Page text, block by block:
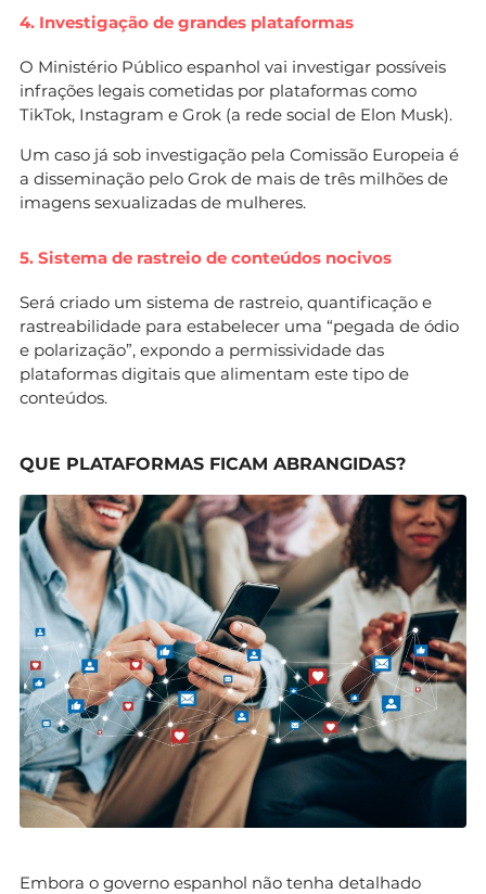
empresas arriscam multas pesadas,
responsabilidade criminal, segundo o plano
espanhol.
4. Investigação de grandes plataformas
O Ministério Público espanhol vai investigar possíveis
infrações legais cometidas por plataformas como
TikTok, Instagram e Grok (a rede social de Elon Musk).
Um caso já sob investigação pela Comissão Europeia é
a disseminação pelo Grok de mais de três milhões de
imagens sexualizadas de mulheres.
5. Sistema de rastreio de conteúdos nocivos
Será criado um sistema de rastreio, quantificação e
rastreabilidade para estabelecer uma “pegada de ódio
e polarização”, expondo a permissividade das
plataformas digitais que alimentam este tipo de
conteúdos.
QUE PLATAFORMAS FICAM ABRANGIDAS?
Embora o governo espanhol não tenha detalhado